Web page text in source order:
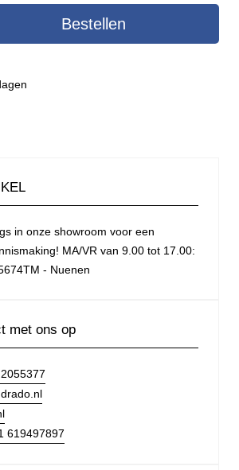
Bestellen
in onze showroom voor een
MA/VR van 9.00 tot 17.00:
- Nuenen
met ons op
619497897